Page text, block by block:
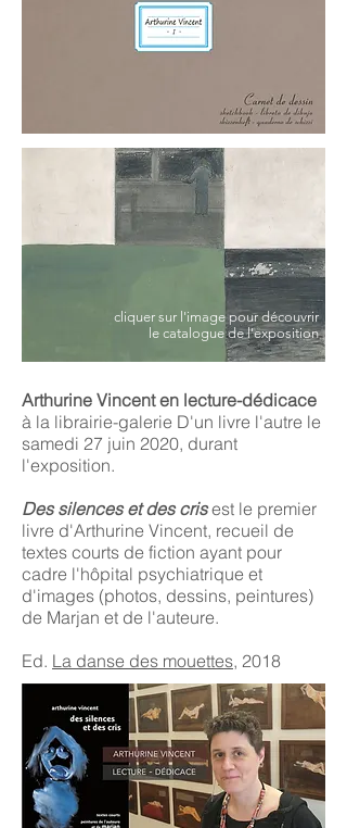
cliquer sur l'image pour découvrir
le catalogue de l'exposition
Arthurine Vincent en lecture-dédicace
à la librairie-galerie D'un livre l'autre le
samedi 27 juin 2020, durant
l'exposition.
Des silences et des crisest le premier
livre d'Arthurine Vincent, recueil de
textes courts de fiction ayant pour
cadre l'hôpital psychiatrique et
d'images (photos, dessins, peintures)
de Marjan et de l'auteure.
Ed. La danse des mouettes, 2018